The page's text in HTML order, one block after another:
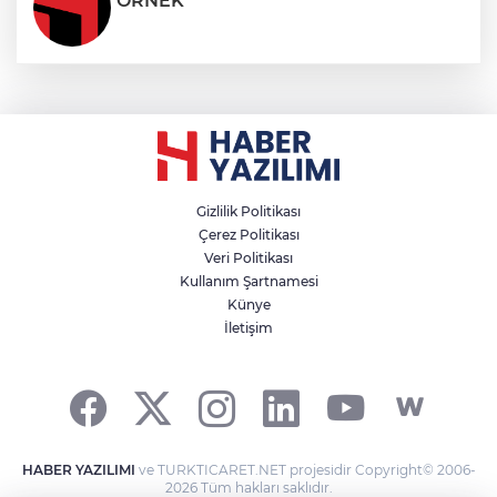
Gizlilik Politikası
Çerez Politikası
Veri Politikası
Kullanım Şartnamesi
Künye
İletişim
HABER YAZILIMI ve TURKTICARET.NET projesidir Copyright© 2006-
2026 Tüm hakları saklıdır.